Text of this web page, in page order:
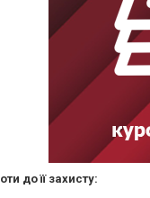
до її захисту: